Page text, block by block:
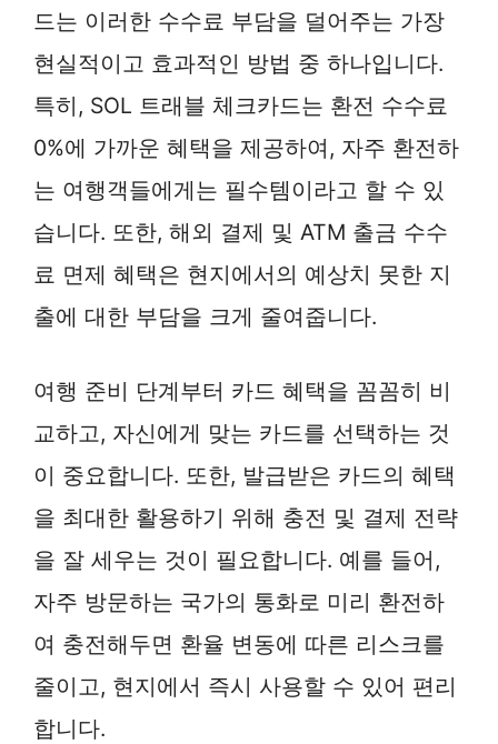
드는 이러한 수수료 부담을 덜어주는 가장
현실적이고 효과적인 방법 중 하나입니다.
특히, SOL 트래블 체크카드는 환전 수수료
0%에 가까운 혜택을 제공하여, 자주 환전하
는 여행객들에게는 필수템이라고 할 수 있
습니다. 또한, 해외 결제 및 ATM 출금 수수
료 면제 혜택은 현지에서의 예상치 못한 지
출에 대한 부담을 크게 줄여줍니다.
여행 준비 단계부터 카드 혜택을 꼼꼼히 비
교하고, 자신에게 맞는 카드를 선택하는 것
이 중요합니다. 또한, 발급받은 카드의 혜택
을 최대한 활용하기 위해 충전 및 결제 전략
을 잘 세우는 것이 필요합니다. 예를 들어,
자주 방문하는 국가의 통화로 미리 환전하
여 충전해두면 환율 변동에 따른 리스크를
줄이고, 현지에서 즉시 사용할 수 있어 편리
합니다.